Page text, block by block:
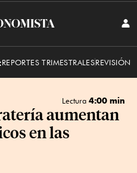
El
REPORTES TRIMESTRALESREVISIÓN
Lectura 4:00 min
aumentan
en las